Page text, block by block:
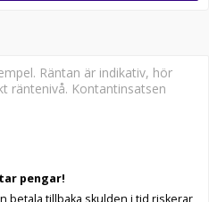
Räntan är indikativ, hör
räntenivå. Kontantinsatsen
pengar!